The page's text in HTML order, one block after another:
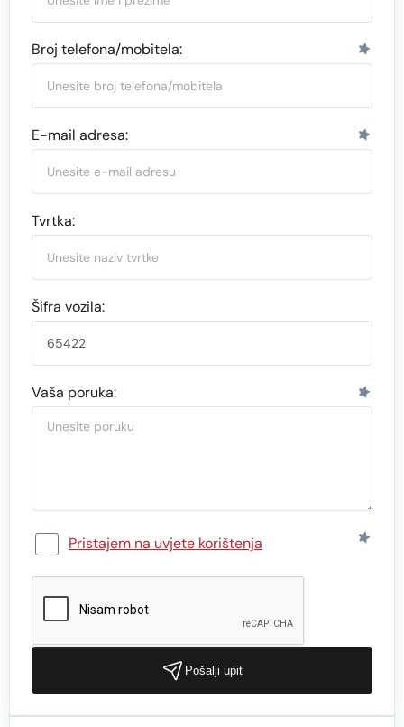
Broj telefona/mobitela:
E-mail adresa:
Tvrtka:
Šifra vozila:
Vaša poruka:
Pristajem na uvjete korištenja
Pošalji upit